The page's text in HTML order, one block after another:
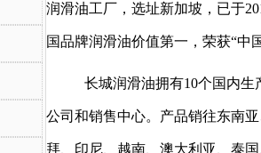
润滑油工厂，选址新加坡，已于
国品牌润滑油价值第一，荣获“中
长城润滑油拥有10个国内
公司和销售中心。产品销往东南
拜、印尼、越南、澳大利亚、泰